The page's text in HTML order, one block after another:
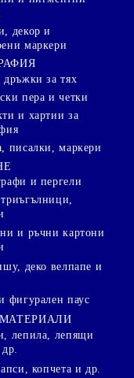
декор и
маркери
за тях
пера и четки
и хартии за
писалки, маркери
и пергели
и ръчни картони
деко велпапе и
фигурален паус
лепила, лепящи
копчета и др.